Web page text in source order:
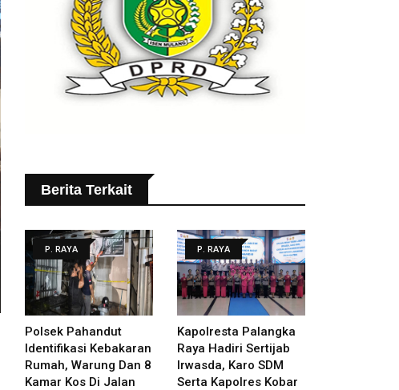
Berita Terkait
P. RAYA
Polsek Pahandut
Identifikasi Kebakaran
Rumah, Warung Dan 8
Kamar Kos Di Jalan
P. RAYA
Kapolresta Palangka
Raya Hadiri Sertijab
Irwasda, Karo SDM
Serta Kapolres Kobar